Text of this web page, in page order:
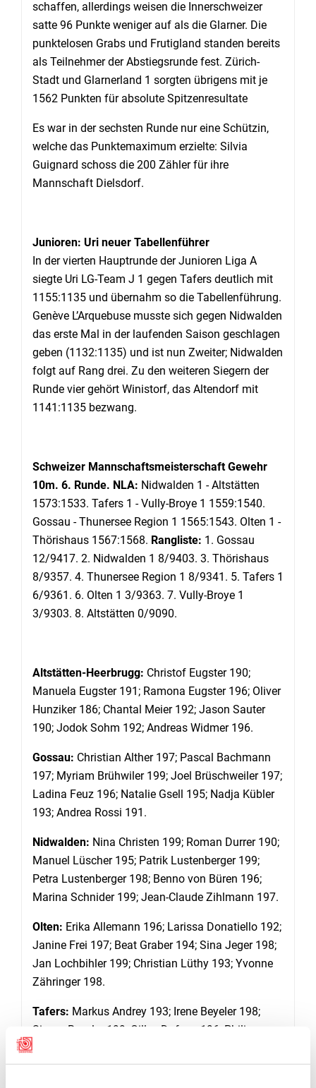
schaffen, allerdings weisen die Innerschweizer
satte 96 Punkte weniger auf als die Glarner. Die
punktelosen Grabs und Frutigland standen bereits
als Teilnehmer der Abstiegsrunde fest. Zürich-
Stadt und Glarnerland 1 sorgten übrigens mit je
1562 Punkten für absolute Spitzenresultate
Es war in der sechsten Runde nur eine Schützin,
welche das Punktemaximum erzielte: Silvia
Guignard schoss die 200 Zähler für ihre
Mannschaft Dielsdorf.
Junioren: Uri neuer Tabellenführer
In der vierten Hauptrunde der Junioren Liga A
siegte Uri LG-Team J 1 gegen Tafers deutlich mit
1155:1135 und übernahm so die Tabellenführung.
Genève L’Arquebuse musste sich gegen Nidwalden
das erste Mal in der laufenden Saison geschlagen
geben (1132:1135) und ist nun Zweiter; Nidwalden
folgt auf Rang drei. Zu den weiteren Siegern der
Runde vier gehört Winistorf, das Altendorf mit
1141:1135 bezwang.
Schweizer Mannschaftsmeisterschaft Gewehr
10m. 6. Runde. NLA: Nidwalden 1 - Altstätten
1573:1533. Tafers 1 - Vully-Broye 1 1559:1540.
Gossau - Thunersee Region 1 1565:1543. Olten 1 -
Thörishaus 1567:1568. Rangliste: 1. Gossau
12/9417. 2. Nidwalden 1 8/9403. 3. Thörishaus
8/9357. 4. Thunersee Region 1 8/9341. 5. Tafers 1
6/9361. 6. Olten 1 3/9363. 7. Vully-Broye 1
3/9303. 8. Altstätten 0/9090.
Altstätten-Heerbrugg: Christof Eugster 190;
Manuela Eugster 191; Ramona Eugster 196; Oliver
Hunziker 186; Chantal Meier 192; Jason Sauter
190; Jodok Sohm 192; Andreas Widmer 196.
Gossau: Christian Alther 197; Pascal Bachmann
197; Myriam Brühwiler 199; Joel Brüschweiler 197;
Ladina Feuz 196; Natalie Gsell 195; Nadja Kübler
193; Andrea Rossi 191.
Nidwalden: Nina Christen 199; Roman Durrer 190;
Manuel Lüscher 195; Patrik Lustenberger 199;
Petra Lustenberger 198; Benno von Büren 196;
Marina Schnider 199; Jean-Claude Zihlmann 197.
Olten: Erika Allemann 196; Larissa Donatiello 192;
Janine Frei 197; Beat Graber 194; Sina Jeger 198;
Jan Lochbihler 199; Christian Lüthy 193; Yvonne
Zähringer 198.
Tafers: Markus Andrey 193; Irene Beyeler 198;
Simon Beyeler 199; Gilles Dufaux 196; Philippe
Marco Poffet 197.